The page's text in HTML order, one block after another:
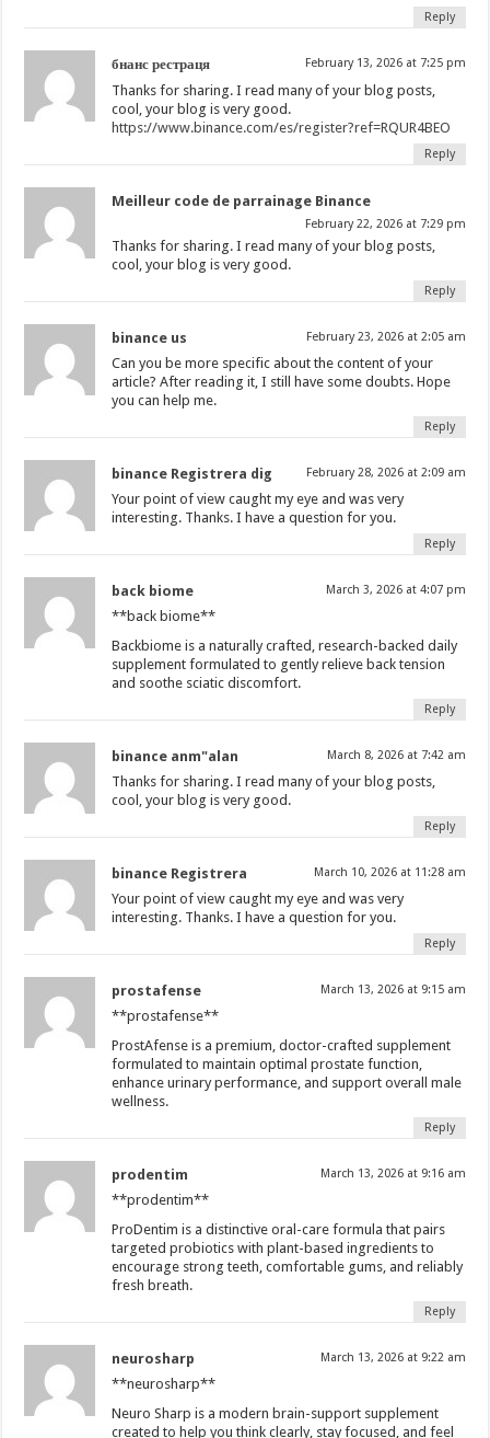
Reply
бнанс рестраця February 13, 2026 at 7:25 pm
Thanks for sharing. I read many of your blog posts,
cool, your blog is very good.
https://www.binance.com/es/register?ref=RQUR4BEO
Reply
Meilleur code de parrainage Binance
February 22, 2026 at 7:29 pm
Thanks for sharing. I read many of your blog posts,
cool, your blog is very good.
Reply
binance us February 23, 2026 at 2:05 am
Can you be more specific about the content of your
article? After reading it, I still have some doubts. Hope
you can help me.
Reply
binance Registrera dig February 28, 2026 at 2:09 am
Your point of view caught my eye and was very
interesting. Thanks. I have a question for you.
Reply
back biome March 3, 2026 at 4:07 pm
**back biome**
Backbiome is a naturally crafted, research-backed daily
supplement formulated to gently relieve back tension
and soothe sciatic discomfort.
Reply
binance anm"alan March 8, 2026 at 7:42 am
Thanks for sharing. I read many of your blog posts,
cool, your blog is very good.
Reply
binance Registrera March 10, 2026 at 11:28 am
Your point of view caught my eye and was very
interesting. Thanks. I have a question for you.
Reply
prostafense March 13, 2026 at 9:15 am
**prostafense**
ProstAfense is a premium, doctor-crafted supplement
formulated to maintain optimal prostate function,
enhance urinary performance, and support overall male
wellness.
Reply
prodentim March 13, 2026 at 9:16 am
**prodentim**
ProDentim is a distinctive oral-care formula that pairs
targeted probiotics with plant-based ingredients to
encourage strong teeth, comfortable gums, and reliably
fresh breath.
Reply
neurosharp March 13, 2026 at 9:22 am
**neurosharp**
Neuro Sharp is a modern brain-support supplement
created to help you think clearly, stay focused, and feel